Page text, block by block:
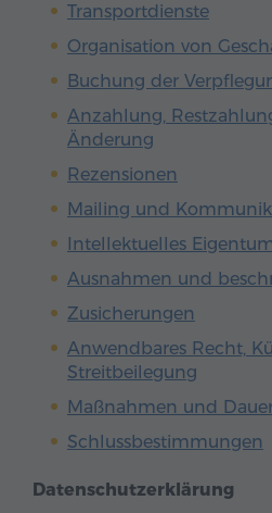
Transportdienste
Organisation von
Buchung der
Anzahlung,
Änderung
Rezensionen
Mailing und
Intellektuelles
Ausnahmen und
Zusicherungen
Anwendbares Recht,
Streitbeilegung
Maßnahmen und
Schlussbestimmungen
Datenschutzerklärung